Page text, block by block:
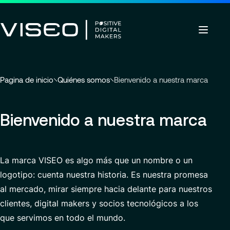
Ir a la cabeceraIr al contenido principalIr al pie de página
Insights
Aprovechando la tecnología como una
Ver los servicios
Modern ERP Cloud System
Customer Experience
Data Analytics & AI
Custom Development
Sobre nosotros
Sobre nosotros
Quiénes somos
Centro de excelencia
Ubicaciones
Comunicados de prensa
de
noticias
o
documentos
ES-ES
Usted
:
Pagina de inicio Quiénes somos Bienvenido a nuestra marca
Bienvenido a nuestra marca
La marca VISEO es algo más que un nombre o un
logotipo: cuenta nuestra historia. Es nuestra promesa
al mercado, mirar siempre hacia delante para nuestros
clientes, digital makers y socios tecnológicos a los
que servimos en todo el mundo.